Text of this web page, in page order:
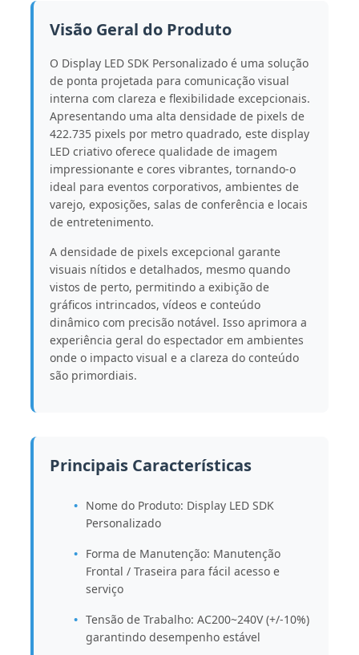
Visão Geral do Produto
O Display LED SDK Personalizado é uma solução
de ponta projetada para comunicação visual
interna com clareza e flexibilidade excepcionais.
Apresentando uma alta densidade de pixels de
422.735 pixels por metro quadrado, este display
LED criativo oferece qualidade de imagem
impressionante e cores vibrantes, tornando-o
ideal para eventos corporativos, ambientes de
varejo, exposições, salas de conferência e locais
de entretenimento.
A densidade de pixels excepcional garante
visuais nítidos e detalhados, mesmo quando
vistos de perto, permitindo a exibição de
gráficos intrincados, vídeos e conteúdo
dinâmico com precisão notável. Isso aprimora a
experiência geral do espectador em ambientes
onde o impacto visual e a clareza do conteúdo
são primordiais.
Principais Características
Nome do Produto: Display LED SDK
Personalizado
Forma de Manutenção: Manutenção
Frontal / Traseira para fácil acesso e
serviço
Tensão de Trabalho: AC200~240V (+/-10%)
garantindo desempenho estável